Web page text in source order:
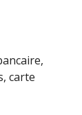
carte